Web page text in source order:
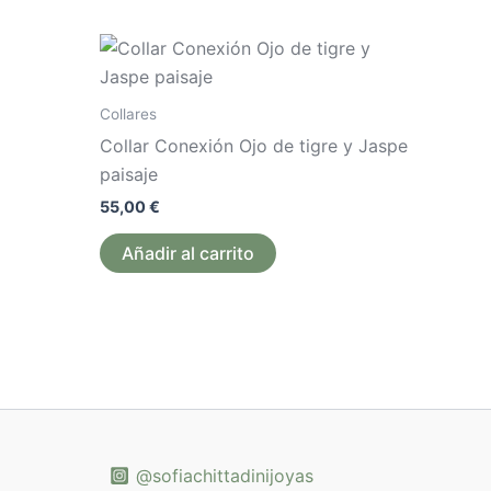
Collares
Collar Conexión Ojo de tigre y Jaspe
paisaje
55,00€
Añadir al carrito
@sofiachittadinijoyas